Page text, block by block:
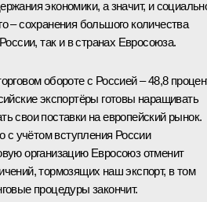
экономики, а значит, и
– сохранения большого количества
так и в странах Евросоюза.
обороте с Россией – 48,8
экспортёры готовы наращивать
свои поставки на европейский рынок.
с учётом вступления России
организацию Евросоюз отменит
тормозящих наш экспорт, в том
процедуры закончит.